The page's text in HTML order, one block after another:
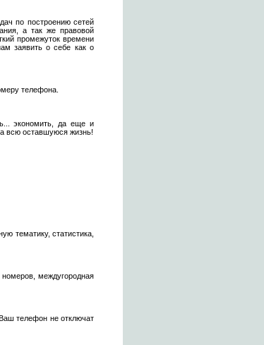
по построению сетей
а так же правовой
промежуток времени
заявить о себе как о
телефона.
экономить, да еще и
всю оставшуюся жизнь!
тематику, статистика,
междугородная
телефон не отключат